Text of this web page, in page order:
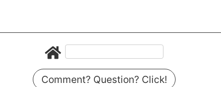
Comment? Question? Click!